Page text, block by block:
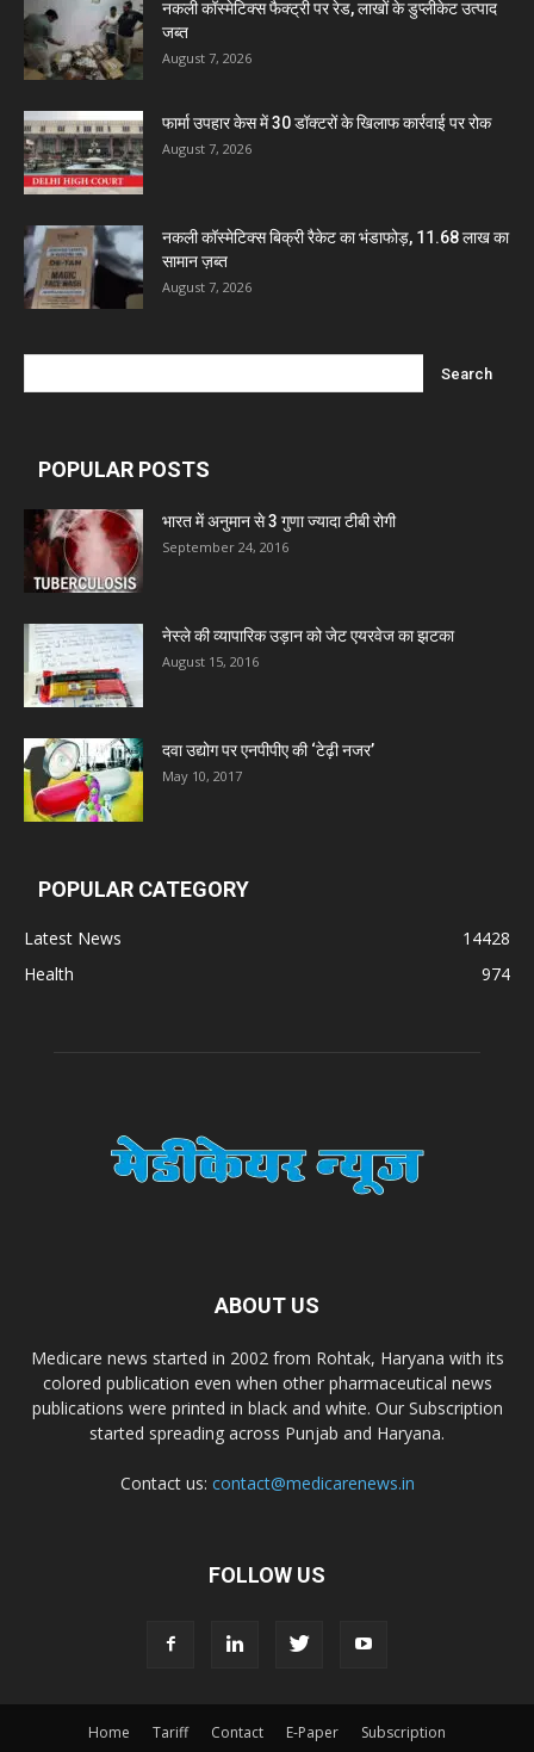
नकली कॉस्मेटिक्स फैक्ट्री पर रेड, लाखों के डुप्लीकेट उत्पाद
जब्त
August 7, 2026
फार्मा उपहार केस में 30 डॉक्टरों के खिलाफ कार्रवाई पर रोक
August 7, 2026
नकली कॉस्मेटिक्स बिक्री रैकेट का भंडाफोड़, 11.68 लाख का
सामान ज़ब्त
August 7, 2026
POPULAR POSTS
भारत में अनुमान से 3 गुणा ज्यादा टीबी रोगी
September 24, 2016
नेस्ले की व्यापारिक उड़ान को जेट एयरवेज का झटका
August 15, 2016
दवा उद्योग पर एनपीपीए की ‘टेढ़ी नजर’
May 10, 2017
POPULAR CATEGORY
Latest News
14428
Health
974
ABOUT US
Medicare news started in 2002 from Rohtak, Haryana with its
colored publication even when other pharmaceutical news
publications were printed in black and white. Our Subscription
started spreading across Punjab and Haryana.
Contact us: contact@medicarenews.in
FOLLOW US
Home Tariff Contact E-Paper Subscription